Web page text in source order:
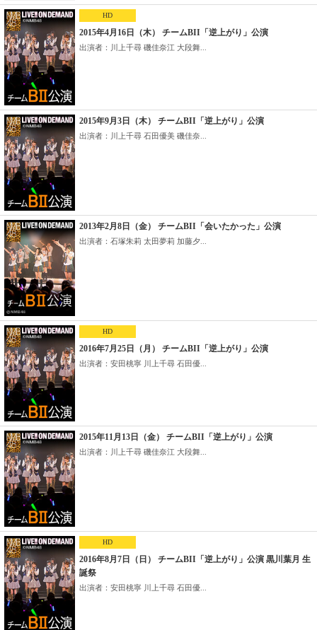
HD
2015年4月16日（木） チームBII「逆上がり」公演
出演者：川上千尋 磯佳奈江 大段舞...
2015年9月3日（木） チームBII「逆上がり」公演
出演者：川上千尋 石田優美 磯佳奈...
2013年2月8日（金） チームBII「会いたかった」公演
出演者：石塚朱莉 太田夢莉 加藤夕...
HD
2016年7月25日（月） チームBII「逆上がり」公演
出演者：安田桃寧 川上千尋 石田優...
2015年11月13日（金） チームBII「逆上がり」公演
出演者：川上千尋 磯佳奈江 大段舞...
HD
2016年8月7日（日） チームBII「逆上がり」公演 黒川葉月 生
誕祭
出演者：安田桃寧 川上千尋 石田優...